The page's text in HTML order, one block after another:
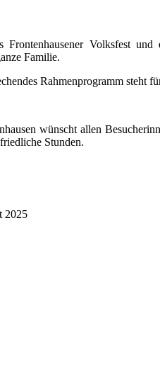
Frontenhausener Volksfest und
Familie.
Rahmenprogramm steht
wünscht allen
Stunden.